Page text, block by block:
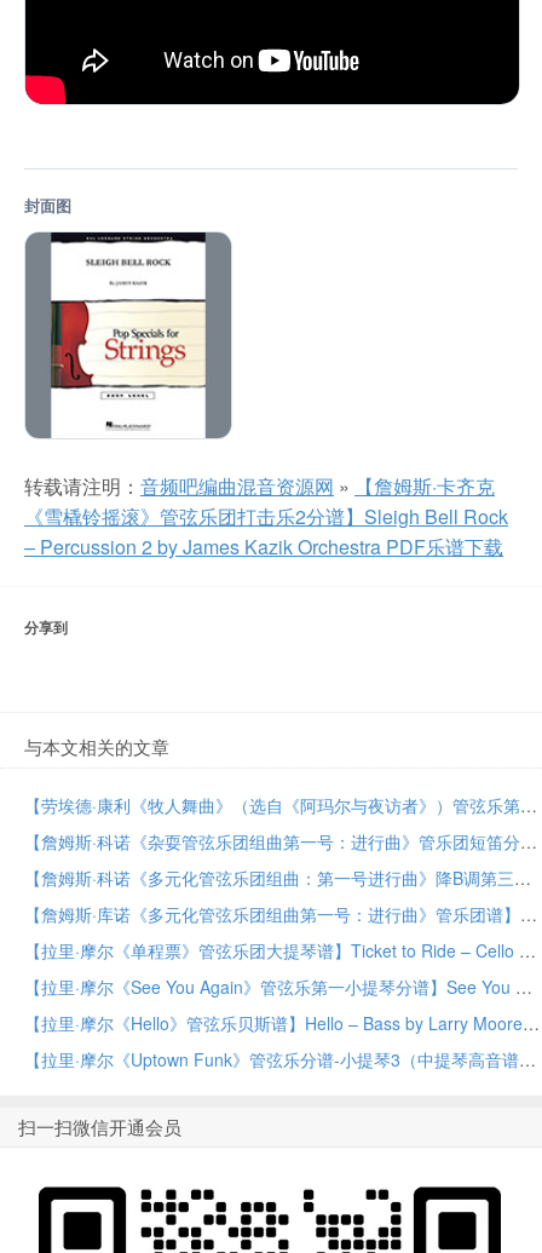
封面图
转载请注明： 音频吧编曲混音资源网 »
【詹姆斯·卡齐克
《雪橇铃摇滚》管弦乐团打击乐2分谱】Sleigh Bell Rock
– Percussion 2 by James Kazik Orchestra PDF乐谱下载
分享到
与本文相关的文章
【劳埃德·康利《牧人舞曲》（选自《阿玛尔与夜访者》）管弦乐第二小提琴分谱】Shepherd’s Dance (from Amahl and the Night Visitors) – Violin 2 by Lloyd Conley Orchestra PDF乐谱下载
【詹姆斯·科诺《杂耍管弦乐团组曲第一号：进行曲》管乐团短笛分谱】March from Suite for Variety Orchestra, No. 1 – Piccolo by James Curnow Concert Band PDF乐谱下载
【詹姆斯·科诺《多元化管弦乐团组曲：第一号进行曲》降B调第三小号分谱（管乐团）】March from Suite for Variety Orchestra, No. 1 – Bb Trumpet 3 by James Curnow Concert Band PDF乐谱下载
【詹姆斯·库诺《多元化管弦乐团组曲第一号：进行曲》管乐团谱】March from Suite for Variety Orchestra, No. 1 by James Curnow Concert Band PDF乐谱下载
【拉里·摩尔《单程票》管弦乐团大提琴谱】Ticket to Ride – Cello by Larry Moore Orchestra PDF乐谱下载
【拉里·摩尔《See You Again》管弦乐第一小提琴分谱】See You Again – Violin 1 by Larry Moore Orchestra PDF乐谱下载
【拉里·摩尔《Hello》管弦乐贝斯谱】Hello – Bass by Larry Moore Orchestra PDF乐谱下载
【拉里·摩尔《Uptown Funk》管弦乐分谱-小提琴3（中提琴高音谱号）】Uptown Funk – Violin 3 (Viola Treble Clef) by Larry Moore Orchestra PDF乐谱下载
扫一扫微信开通会员